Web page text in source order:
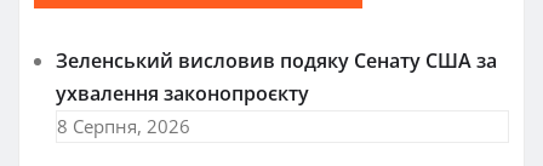
Зеленський висловив подяку Сенату США за
ухвалення законопроєкту
8 Серпня, 2026